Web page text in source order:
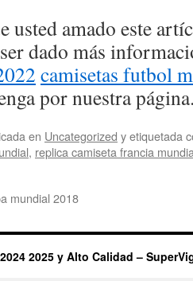
usted amado este
dado más
camisetas futbol
por nuestra
en Uncategorized y etiquetada
, replica camiseta francia
mundial 2018
2025 y Alto Calidad –